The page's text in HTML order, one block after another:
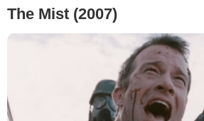
The Mist (2007)